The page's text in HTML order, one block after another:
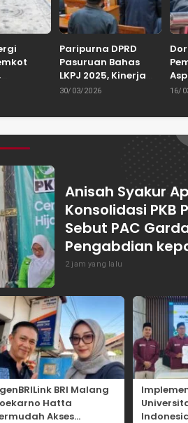
Budaya
Paripurna DPRD
Pasuruan Bahas
LKPJ 2025, Kinerja
Pemkab Tuai
Catatkan Tren
30/03/2026 16/
Anisah Syakur
Konsolidasi PKB
Sebut PAC
Pengabdian
2 jam yang lalu
BRI Malang
Hatta
Akses